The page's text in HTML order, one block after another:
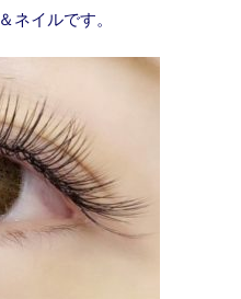
ネイルです。